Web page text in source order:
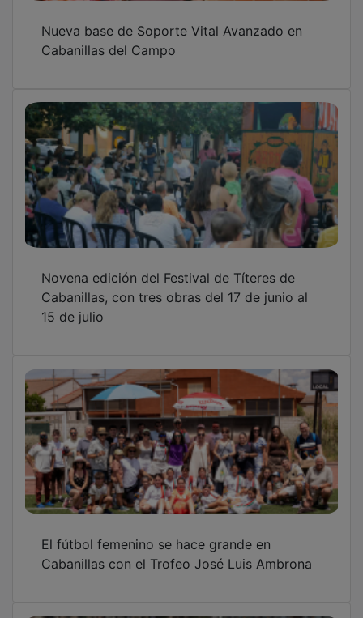
El fútbol femenino se hace grande en
Cabanillas con el Trofeo José Luis Ambrona
La reforma del Parque Buero Vallejo de
Cabanillas ya tiene adjudicataria, y
comenzará en las próximas semanas